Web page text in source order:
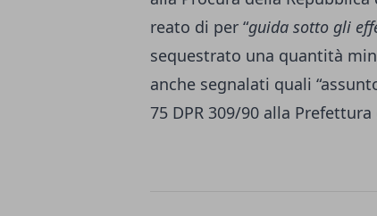
reato di per “guida sotto gli
sequestrato una quantità
anche segnalati quali
75 DPR 309/90 alla